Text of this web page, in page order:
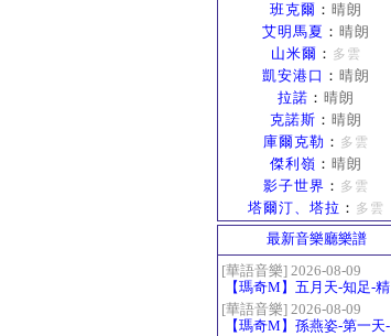
班克爾 ： 晴朗
艾明馬夏 ： 晴朗
山米爾 ： 多雲
凱安港口 ： 晴朗
拉諾 ： 晴朗
克諾斯 ： 晴朗
庫爾克勒 ： 多雲
傑利嶺 ： 晴朗
影子世界 ： 多雲
塔爾汀、塔拉 ： 多雲
最新音樂廳樂譜
[華語音樂] 2026-08-09
【瑪奇M】五月天-知足-精
修版
[華語音樂] 2026-08-09
【瑪奇M】孫燕姿-第一天-